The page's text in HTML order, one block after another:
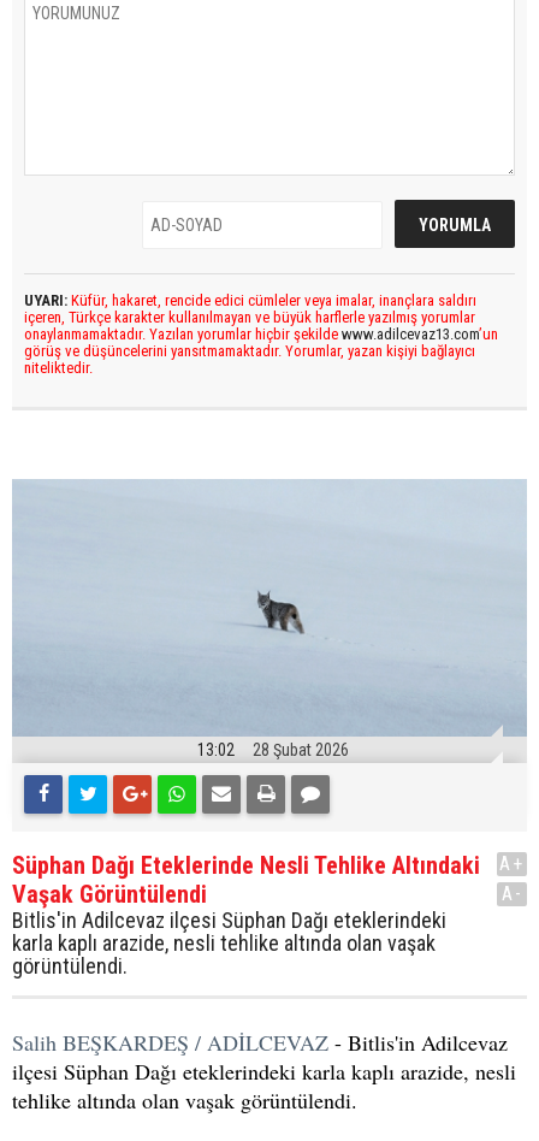
UYARI: Küfür, hakaret, rencide edici cümleler veya imalar, inançlara saldırı
içeren, Türkçe karakter kullanılmayan ve büyük harflerle yazılmış yorumlar
onaylanmamaktadır. Yazılan yorumlar hiçbir şekilde www.adilcevaz13.com’un
görüş ve düşüncelerini yansıtmamaktadır. Yorumlar, yazan kişiyi bağlayıcı
niteliktedir.
13:02 28 Şubat 2026
Süphan Dağı Eteklerinde Nesli Tehlike Altındaki
Vaşak Görüntülendi
Bitlis'in Adilcevaz ilçesi Süphan Dağı eteklerindeki
karla kaplı arazide, nesli tehlike altında olan vaşak
görüntülendi.
A+
A-
Salih BEŞKARDEŞ / ADİLCEVAZ - Bitlis'in Adilcevaz
ilçesi Süphan Dağı eteklerindeki karla kaplı arazide, nesli
tehlike altında olan vaşak görüntülendi.